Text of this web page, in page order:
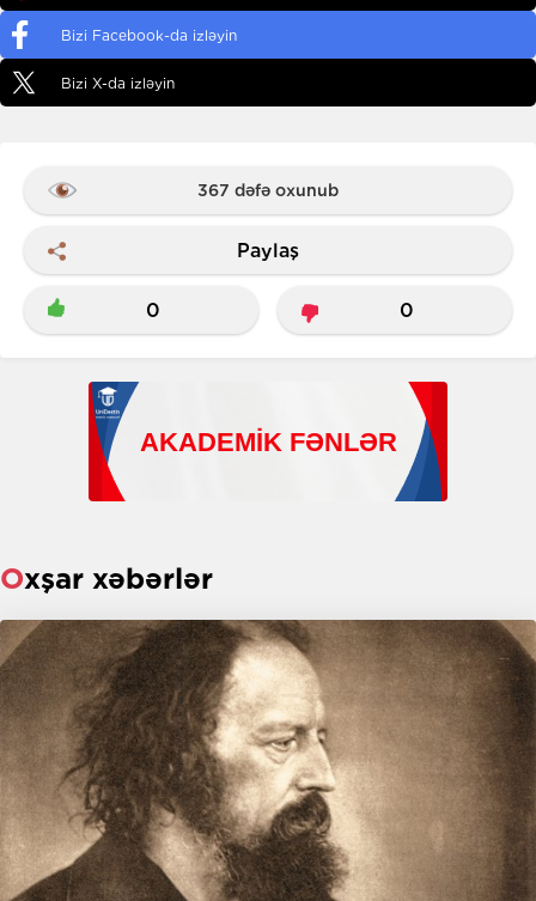
Bizi Facebook-da izləyin
Bizi X-da izləyin
367 dəfə oxunub
Paylaş
0 0
Oxşar xəbərlər